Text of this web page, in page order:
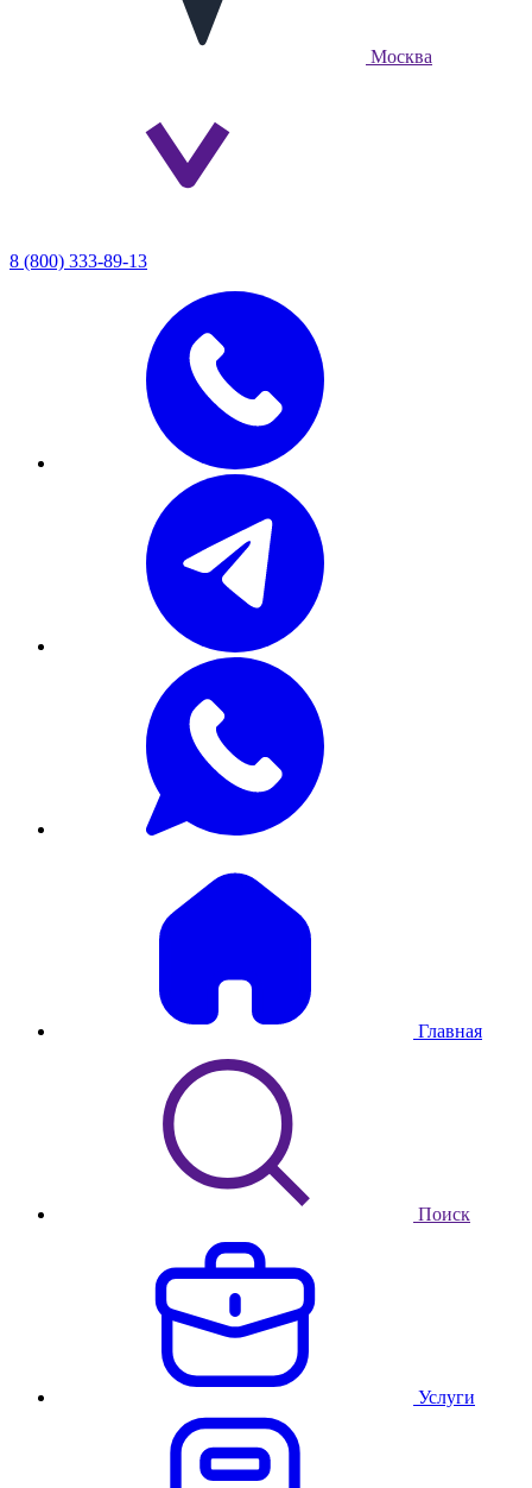
Москва
8 (800) 333-89-13
Главная
Поиск
Услуги